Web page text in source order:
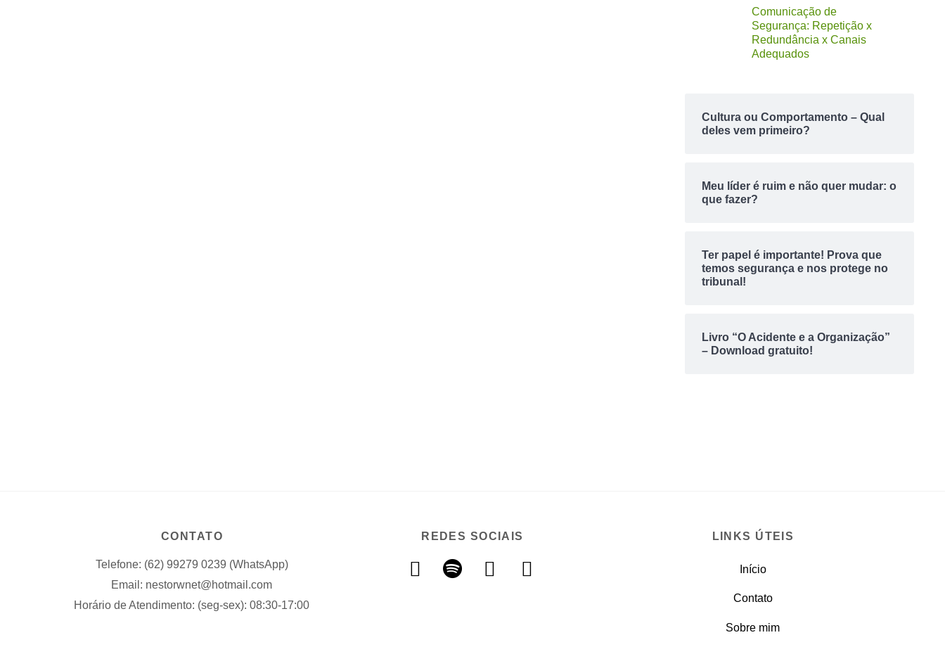
Comunicação de
Segurança: Repetição x
Redundância x Canais
Adequados
Cultura ou Comportamento – Qual
deles vem primeiro?
Meu líder é ruim e não quer mudar: o
que fazer?
Ter papel é importante! Prova que
temos segurança e nos protege no
tribunal!
Livro “O Acidente e a Organização”
– Download gratuito!
CONTATO
Telefone: (62) 99279 0239 (WhatsApp)
Email: nestorwnet@hotmail.com
Horário de Atendimento: (seg-sex): 08:30-17:00
REDES SOCIAIS LINKS ÚTEIS
Início
Contato
Sobre mim